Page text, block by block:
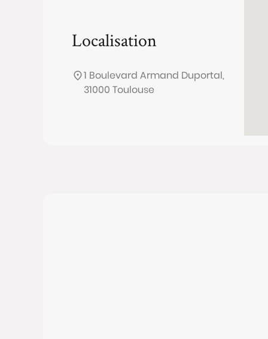
Localisation
1 Boulevard Armand Duportal,
31000 Toulouse